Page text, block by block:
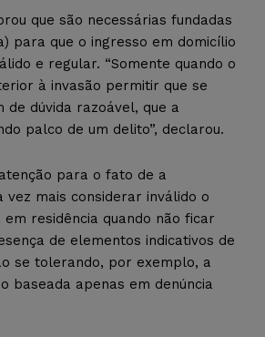
que são necessárias fundadas
para que o ingresso em domicílio
e regular. “Somente quando o
à invasão permitir que se
de dúvida razoável, que a
palco de um delito”, declarou.
para o fato de a
vez mais considerar inválido o
residência quando não ficar
de elementos indicativos de
se tolerando, por exemplo, a
baseada apenas em denúncia